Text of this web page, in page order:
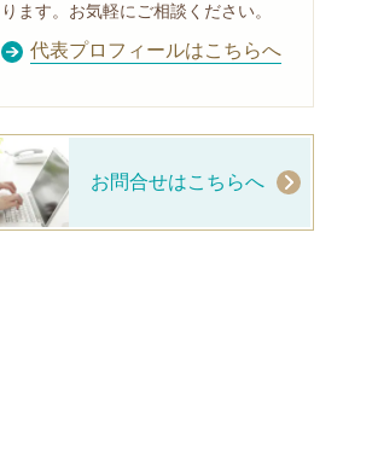
ります。お気軽にご相談ください。
代表プロフィールはこちらへ
お問合せはこちらへ